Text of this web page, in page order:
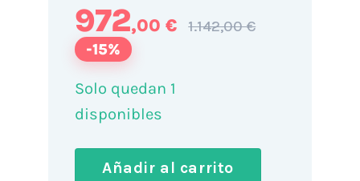
972,00 € 1.142,00 €
-15%
Solo quedan 1
disponibles
Añadir al carrito